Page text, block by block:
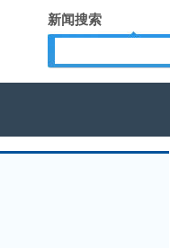
新闻搜索